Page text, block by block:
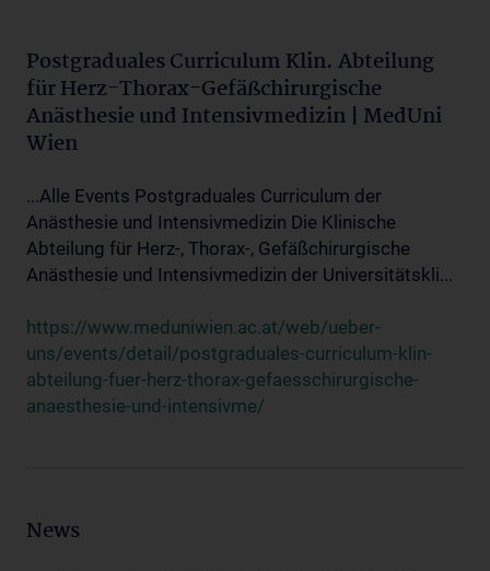
Postgraduales Curriculum Klin. Abteilung
für Herz-Thorax-Gefäßchirurgische
Anästhesie und Intensivmedizin | MedUni
Wien
...Alle Events Postgraduales Curriculum der
Anästhesie und Intensivmedizin Die Klinische
Abteilung für Herz-, Thorax-, Gefäßchirurgische
Anästhesie und Intensivmedizin der Universitätskli...
https://www.meduniwien.ac.at/web/ueber-
uns/events/detail/postgraduales-curriculum-klin-
abteilung-fuer-herz-thorax-gefaesschirurgische-
anaesthesie-und-intensivme/
News